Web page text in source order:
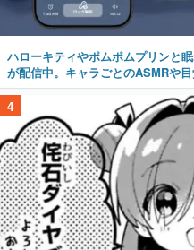
ハローキティやポムポムプリンと
が配信中。キャラごとのASMRや
4